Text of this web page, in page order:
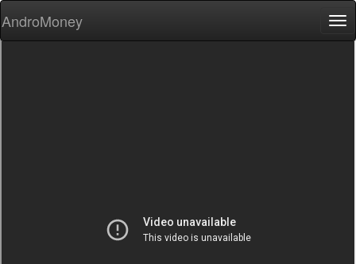
AndroMoney